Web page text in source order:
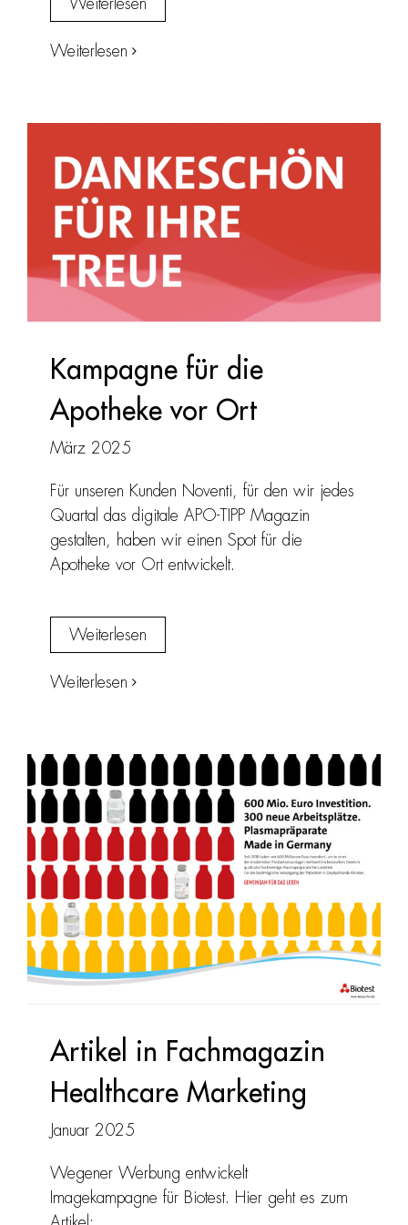
Weiterlesen
Weiterlesen
Kampagne für die
Apotheke vor Ort
März 2025
Für unseren Kunden Noventi, für den wir jedes
Quartal das digitale APO-TIPP Magazin
gestalten, haben wir einen Spot für die
Apotheke vor Ort entwickelt.
Weiterlesen
Weiterlesen
Artikel in Fachmagazin
Healthcare Marketing
Januar 2025
Wegener Werbung entwickelt
Imagekampagne für Biotest. Hier geht es zum